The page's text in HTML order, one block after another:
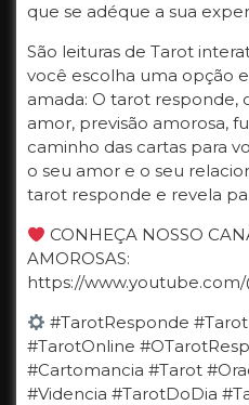
que se adéque a sua
São leituras de Tarot
você escolha uma opção
amada: O tarot responde,
amor, previsão amorosa,
caminho das cartas para
o seu amor e o seu
tarot responde e revela
CONHEÇA NOSSO
AMOROSAS:
https://
#TarotResponde
#TarotOnline
#Cartomancia #Tarot
#Videncia #TarotDoDia